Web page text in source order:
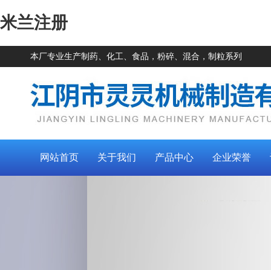
米兰注册
本厂专业生产制药、化工、食品，粉碎、混合，制粒系列
网站首页 关于我们 产品中心 企业荣誉